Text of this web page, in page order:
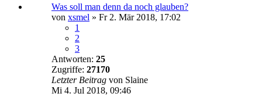
Was soll man denn da noch glauben?
von xsmel » Fr 2. Mär 2018, 17:02
1
2
3
Antworten: 25
Zugriffe: 27170
Letzter Beitrag von Slaine
Mi 4. Jul 2018, 09:46